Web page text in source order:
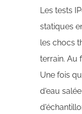
Les tests
statiques
les chocs
terrain. Au
Une fois
d'eau